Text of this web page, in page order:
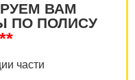
ВАМ
ПО ПОЛИСУ
части